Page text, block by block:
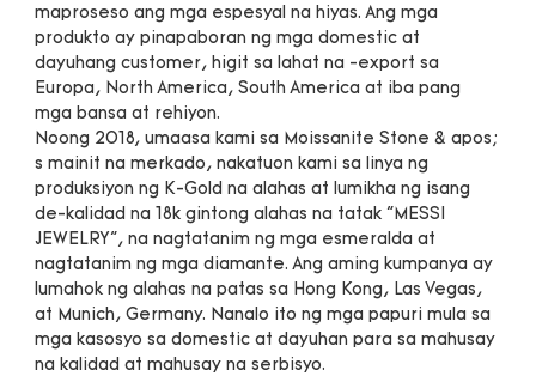
maproseso ang mga espesyal na hiyas. Ang mga
produkto ay pinapaboran ng mga domestic at
dayuhang customer, higit sa lahat na -export sa
Europa, North America, South America at iba pang
mga bansa at rehiyon.
Noong 2018, umaasa kami sa Moissanite Stone & apos;
s mainit na merkado, nakatuon kami sa linya ng
produksiyon ng K-Gold na alahas at lumikha ng isang
de-kalidad na 18k gintong alahas na tatak "MESSI
JEWELRY", na nagtatanim ng mga esmeralda at
nagtatanim ng mga diamante. Ang aming kumpanya ay
lumahok ng alahas na patas sa Hong Kong, Las Vegas,
at Munich, Germany. Nanalo ito ng mga papuri mula sa
mga kasosyo sa domestic at dayuhan para sa mahusay